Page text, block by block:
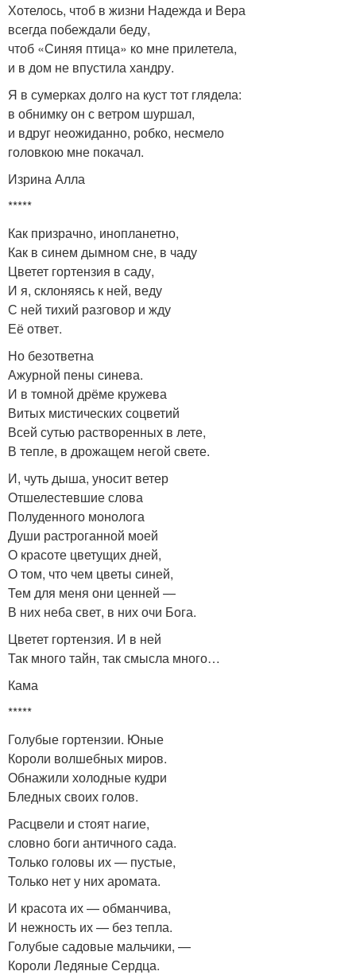
Хотелось, чтоб в жизни Надежда и Вера
всегда побеждали беду,
чтоб «Синяя птица» ко мне прилетела,
и в дом не впустила хандру.
Я в сумерках долго на куст тот глядела:
в обнимку он с ветром шуршал,
и вдруг неожиданно, робко, несмело
головкою мне покачал.
Изрина Алла
*****
Как призрачно, инопланетно,
Как в синем дымном сне, в чаду
Цветет гортензия в саду,
И я, склоняясь к ней, веду
С ней тихий разговор и жду
Её ответ.
Но безответна
Ажурной пены синева.
И в томной дрёме кружева
Витых мистических соцветий
Всей сутью растворенных в лете,
В тепле, в дрожащем негой свете.
И, чуть дыша, уносит ветер
Отшелестевшие слова
Полуденного монолога
Души растроганной моей
О красоте цветущих дней,
О том, что чем цветы синей,
Тем для меня они ценней —
В них неба свет, в них очи Бога.
Цветет гортензия. И в ней
Так много тайн, так смысла много…
Кама
*****
Голубые гортензии. Юные
Короли волшебных миров.
Обнажили холодные кудри
Бледных своих голов.
Расцвели и стоят нагие,
словно боги античного сада.
Только головы их — пустые,
Только нет у них аромата.
И красота их — обманчива,
И нежность их — без тепла.
Голубые садовые мальчики, —
Короли Ледяные Сердца.